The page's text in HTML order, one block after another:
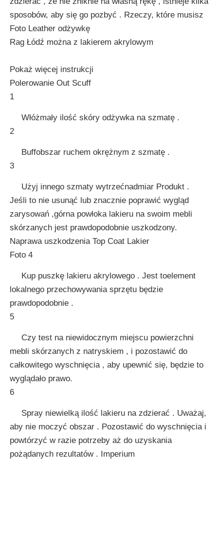
sposobów, aby się go pozbyć . Rzeczy, które musisz
Foto Leather odżywkę
Rag Łódź można z lakierem akrylowym
Pokaż więcej instrukcji
Polerowanie Out Scuff
1
Włóżmały ilość skóry odżywka na szmatę .
2
Buffobszar ruchem okrężnym z szmatę .
3
Użyj innego szmaty wytrzećnadmiar Produkt .
Jeśli to nie usunąć lub znacznie poprawić wygląd
zarysowań ,górna powłoka lakieru na swoim mebli
skórzanych jest prawdopodobnie uszkodzony.
Naprawa uszkodzenia Top Coat Lakier
Foto 4
Kup puszkę lakieru akrylowego . Jest toelement
lokalnego przechowywania sprzętu będzie
prawdopodobnie .
5
Czy test na niewidocznym miejscu powierzchni
mebli skórzanych z natryskiem , i pozostawić do
całkowitego wyschnięcia , aby upewnić się, będzie to
wyglądało prawo.
6
Spray niewielką ilość lakieru na zdzierać . Uważaj,
aby nie moczyć obszar . Pozostawić do wyschnięcia i
powtórzyć w razie potrzeby aż do uzyskania
pożądanych rezultatów . Imperium